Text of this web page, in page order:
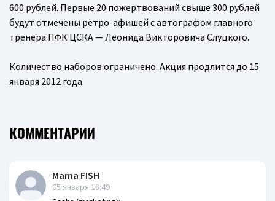
600 рублей. Первые 20 пожертвований свыше 300 рублей
будут отмечены ретро-афишей с автографом главного
тренера ПФК ЦСКА — Леонида Викторовича Слуцкого.
Количество наборов ограничено. Акция продлится до 15
января 2012 года.
КОММЕНТАРИИ
Mama FISH
05 января 18:49